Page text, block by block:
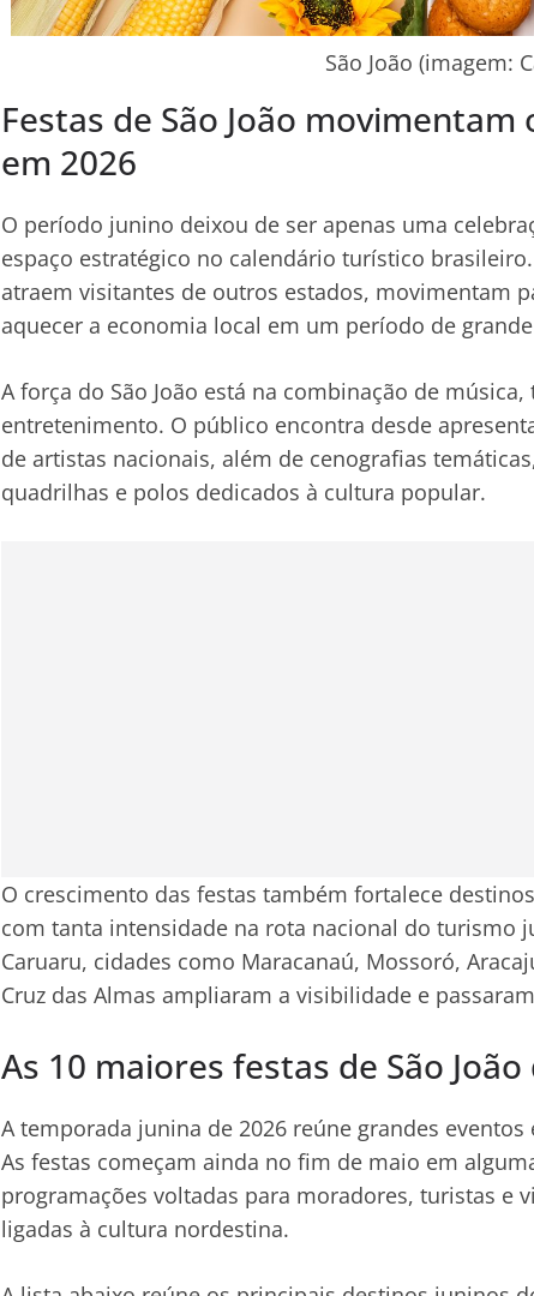
São João (imagem:
Festas de São João
em 2026
O período junino deixou de ser apenas uma
espaço estratégico no calendário turístico
atraem visitantes de outros estados, movimentam
aquecer a economia local em um período de
A força do São João está na combinação de
entretenimento. O público encontra desde
de artistas nacionais, além de cenografias
quadrilhas e polos dedicados à cultura popular.
O crescimento das festas também fortalece
com tanta intensidade na rota nacional do turismo
Caruaru, cidades como Maracanaú, Mossoró,
Cruz das Almas ampliaram a visibilidade e
As 10 maiores festas de São
A temporada junina de 2026 reúne grandes
As festas começam ainda no fim de maio em
programações voltadas para moradores, turistas e
ligadas à cultura nordestina.